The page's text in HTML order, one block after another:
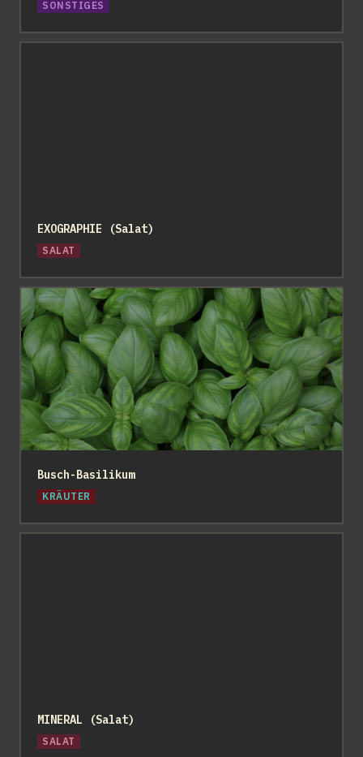
SONSTIGES
EXOGRAPHIE (Salat)
SALAT
Busch-Basilikum
Busch-Basilikum
KRÄUTER
MINERAL (Salat)
SALAT